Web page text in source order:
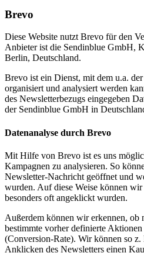
Brevo
Diese Website nutzt Brevo für den
Anbieter ist die Sendinblue GmbH,
Berlin, Deutschland.
Brevo ist ein Dienst, mit dem u.a.
organisiert und analysiert werden
des Newsletterbezugs eingegeben
der Sendinblue GmbH in
Datenanalyse durch Brevo
Mit Hilfe von Brevo ist es uns
Kampagnen zu analysieren. So
Newsletter-Nachricht geöffnet und
wurden. Auf diese Weise können
besonders oft angeklickt wurden.
Außerdem können wir erkennen,
bestimmte vorher definierte
(Conversion-Rate). Wir können so
Anklicken des Newsletters einen